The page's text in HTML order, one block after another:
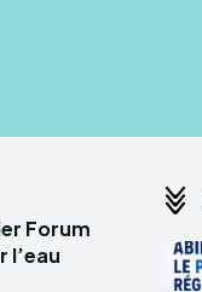
Forum
l’eau